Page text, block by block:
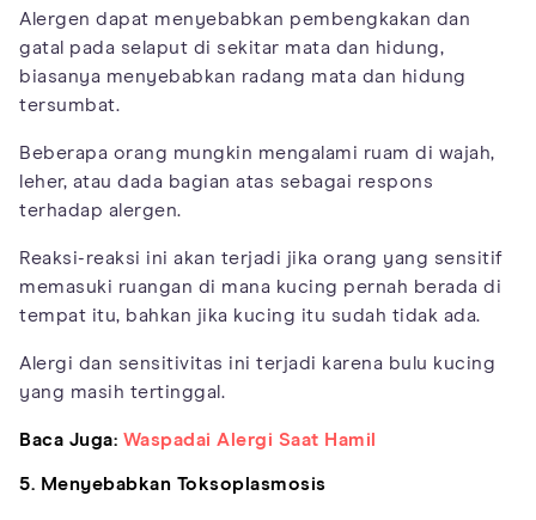
Alergen dapat menyebabkan pembengkakan dan
gatal pada selaput di sekitar mata dan hidung,
biasanya menyebabkan radang mata dan hidung
tersumbat.
Beberapa orang mungkin mengalami ruam di wajah,
leher, atau dada bagian atas sebagai respons
terhadap alergen.
Reaksi-reaksi ini akan terjadi jika orang yang sensitif
memasuki ruangan di mana kucing pernah berada di
tempat itu, bahkan jika kucing itu sudah tidak ada.
Alergi dan sensitivitas ini terjadi karena bulu kucing
yang masih tertinggal.
Baca Juga: Waspadai Alergi Saat Hamil
5. Menyebabkan Toksoplasmosis